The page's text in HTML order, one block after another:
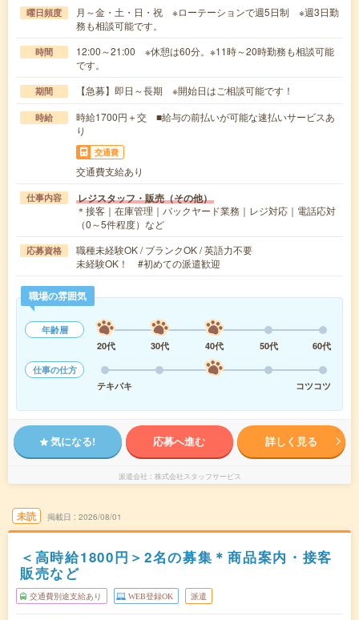
曜日頻度
月～金・土・日・祝 ※ローテーションで週5日制 ※週3日勤
務も相談可能です。
時間
12:00～21:00 ※休憩は60分。※11時～20時勤務も相談可能
です。
期間 【急募】即日～長期 ※開始日はご相談可能です！
時給
時給1700円＋交 ■給与の前払いが可能な速払いサービスあ
り
交通費
交通費支給あり
仕事内容 レジスタッフ・販売（その他）
＊接客｜在庫管理｜バックヤード業務｜レジ対応｜電話応対
（0～5件程度）など
応募資格
職種未経験OK / ブランクOK / 英語力不要
未経験OK！ #初めての派遣歓迎
職場の雰囲気
年齢層
20代
30代 40代 50代
60代
仕事の仕方
テキパキ
コツコツ
気になる! 応募へ進む 詳しく見る
派遣会社 株式会社スタッフサービス
未読 掲載日 2026/08/01
＜高時給1800円＞2名の募集＊商品案内・接客
販売など
交通費別途支給あり WEB登録OK 派遣